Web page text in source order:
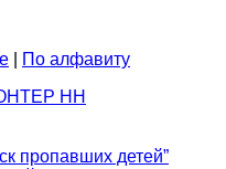
По алфавиту